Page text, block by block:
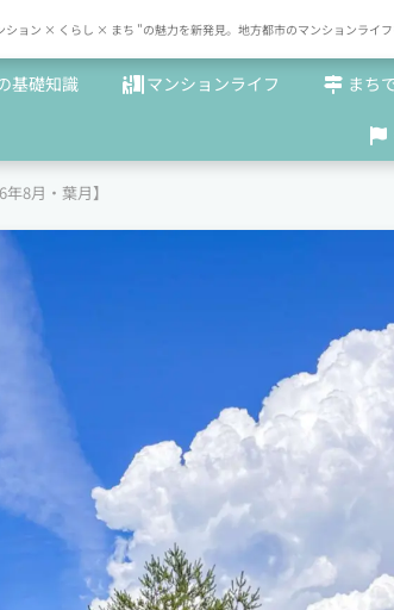
ション × くらし × まち "の魅力を新発見。地方都市のマンションライ
基礎知識 マンションライフ まち
8月・葉月】